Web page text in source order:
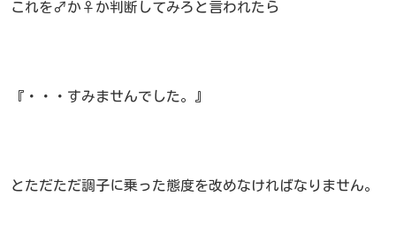
これを♂か♀か判断してみろと言われたら
『・・・すみませんでした。』
とただただ調子に乗った態度を改めなければなりません。